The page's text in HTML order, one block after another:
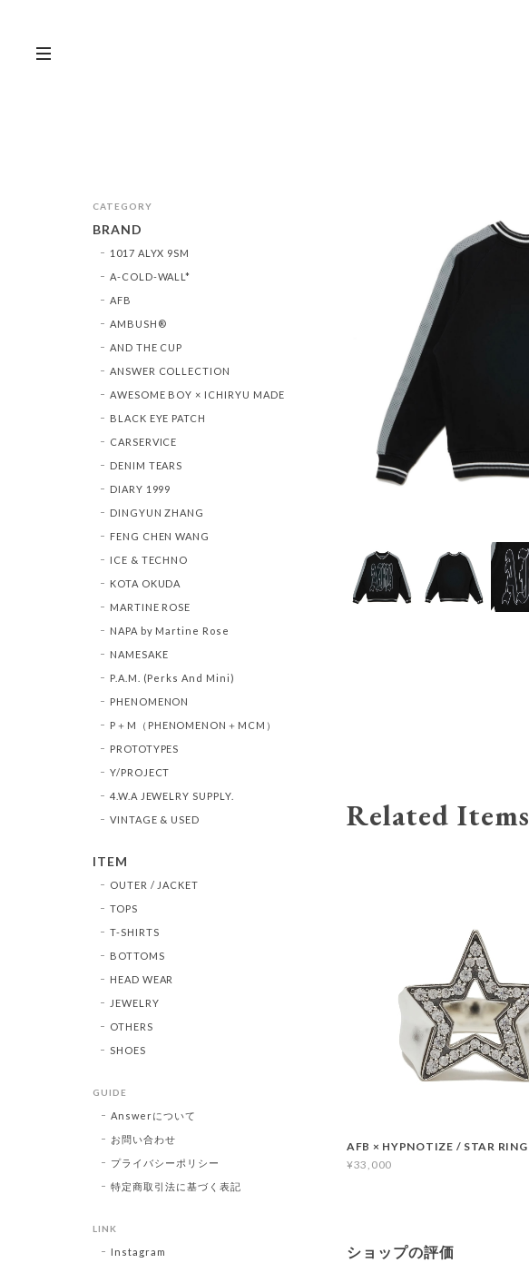
Related Items
AFB × HYPNOTIZE / STAR RING
¥33,000
ショップの評価
CATEGORY
BRAND
1017 ALYX 9SM
A-COLD-WALL*
AFB
AMBUSH®︎
AND THE CUP
ANSWER COLLECTION
AWESOME BOY × ICHIRYU MADE
BLACK EYE PATCH
CARSERVICE
DENIM TEARS
DIARY 1999
DINGYUN ZHANG
FENG CHEN WANG
ICE & TECHNO
KOTA OKUDA
MARTINE ROSE
NAPA by Martine Rose
NAMESAKE
P.A.M. (Perks And Mini)
PHENOMENON
P＋M（PHENOMENON＋MCM）
PROTOTYPES
Y/PROJECT
4.W.A JEWELRY SUPPLY.
VINTAGE & USED
ITEM
OUTER / JACKET
TOPS
T-SHIRTS
BOTTOMS
HEAD WEAR
JEWELRY
OTHERS
SHOES
GUIDE
Answerについて
お問い合わせ
プライバシーポリシー
特定商取引法に基づく表記
LINK
Instagram